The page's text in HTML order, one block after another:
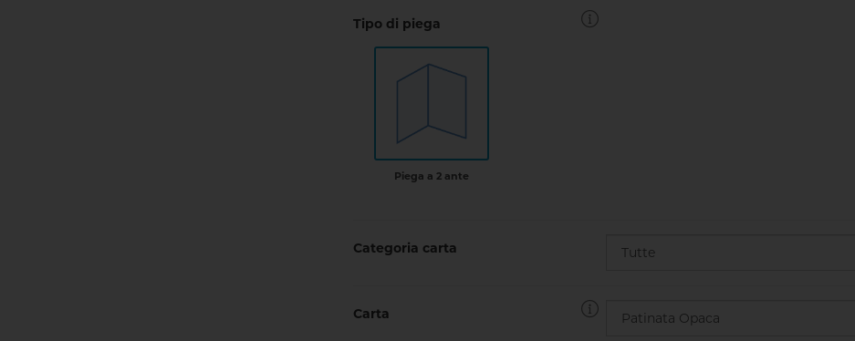
Tipo di piega
Piega a 2 ante
Categoria carta
Carta